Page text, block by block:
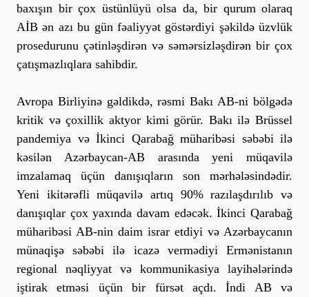
baxışın bir çox üstünlüyü olsa da, bir qurum olaraq
AİB ən azı bu gün fəaliyyət göstərdiyi şəkildə üzvlük
prosedurunu çətinləşdirən və səmərsizləşdirən bir çox
çatışmazlıqlara sahibdir.
Avropa Birliyinə gəldikdə, rəsmi Bakı AB-ni bölgədə
kritik və çoxillik aktyor kimi görür. Bakı ilə Brüssel
pandemiya və İkinci Qarabağ müharibəsi səbəbi ilə
kəsilən Azərbaycan-AB arasında yeni müqavilə
imzalamaq üçün danışıqların son mərhələsindədir.
Yeni ikitərəfli müqavilə artıq 90% razılaşdırılıb və
danışıqlar çox yaxında davam edəcək. İkinci Qarabağ
müharibəsi AB-nin daim israr etdiyi və Azərbaycanın
münaqişə səbəbi ilə icazə vermədiyi Ermənistanın
regional nəqliyyat və kommunikasiya layihələrində
iştirak etməsi üçün bir fürsət açdı. İndi AB və